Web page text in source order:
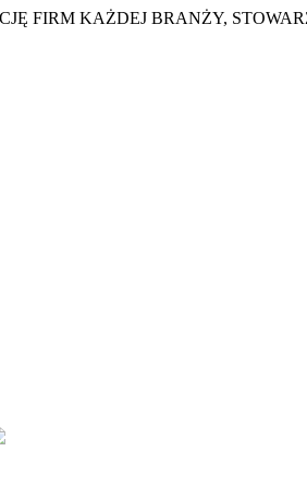
FIRM KAŻDEJ BRANŻY,